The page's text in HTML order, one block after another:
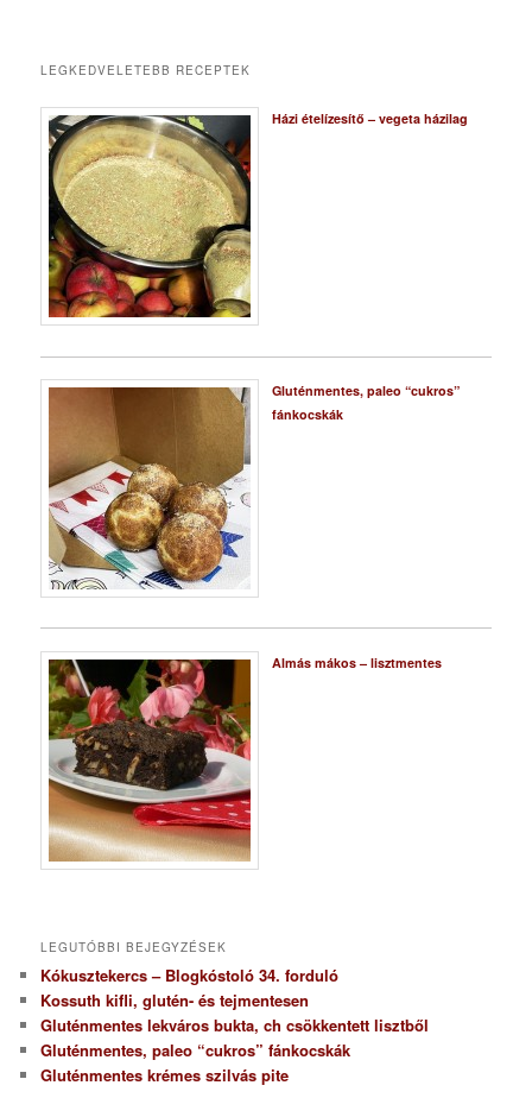
LEGKEDVELETEBB RECEPTEK
Házi ételízesítő – vegeta házilag
Gluténmentes, paleo “cukros”
fánkocskák
Almás mákos – lisztmentes
LEGUTÓBBI BEJEGYZÉSEK
Kókusztekercs – Blogkóstoló 34. forduló
Kossuth kifli, glutén- és tejmentesen
Gluténmentes lekváros bukta, ch csökkentett lisztből
Gluténmentes, paleo “cukros” fánkocskák
Gluténmentes krémes szilvás pite